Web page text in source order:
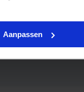
Aanpassen